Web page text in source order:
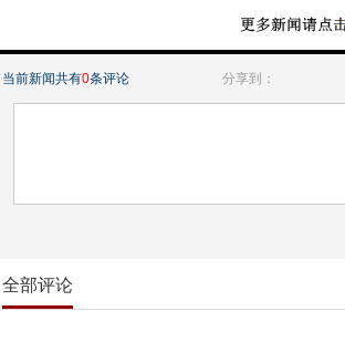
当前新闻共有0条评论 分享到：
全部评论